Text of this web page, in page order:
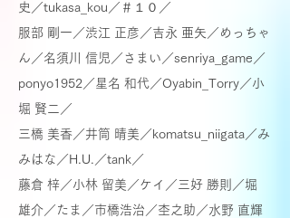
史／tukasa_kou／＃１０／
服部 剛一／渋江 正彦／吉永 亜矢／めっちゃ
ん／名須川 信児／さまい／senriya_game／
ponyo1952／星名 和代／Oyabin_Torry／小
堀 賢二／
三橋 美香／井筒 晴美／komatsu_niigata／み
みはな／H.U.／tank／
藤倉 梓／小林 留美／ケイ／ 三好 勝則／堀
雄介／たま／市橋浩治／杢之助／水野 直輝